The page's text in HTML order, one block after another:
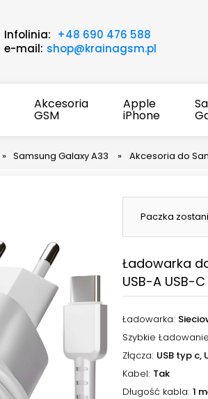
Infolinia: +48 690 476 588
e-mail: shop@krainagsm.pl
Akcesoria
GSM
Apple
iPhone
» Samsung Galaxy A33 » Akcesoria do
Paczka
Ładowarka
USB-A USB-
Ładowarka
Szybkie
Złącza USB typ c,
Kabel Tak
Długość kabla 1